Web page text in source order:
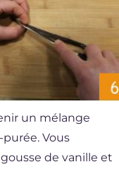
un mélange
Vous
de vanille et